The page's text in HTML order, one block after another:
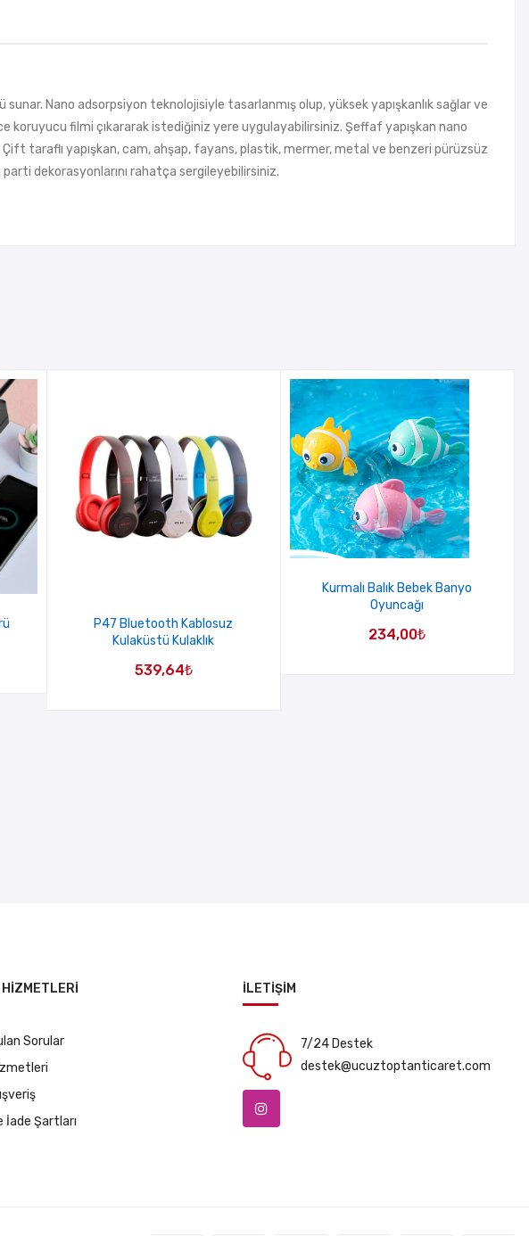
Nano adsorpsiyon teknolojisiyle tasarlanmış olup, yüksek yapışkanlık sağlar ve
koruyucu filmi çıkararak istediğiniz yere uygulayabilirsiniz. Şeffaf yapışkan nano
taraflı yapışkan, cam, ahşap, fayans, plastik, mermer, metal ve benzeri pürüzsüz
dekorasyonlarını rahatça sergileyebilirsiniz.
P47 Bluetooth Kablosuz
Kulaküstü Kulaklık
539,64₺
Kurmalı Balık Bebek Banyo
Oyuncağı
234,00₺
HİZMETLERİ
Sorular
İade Şartları
İLETİŞİM
7/24 Destek
destek@ucuztoptanticaret.com